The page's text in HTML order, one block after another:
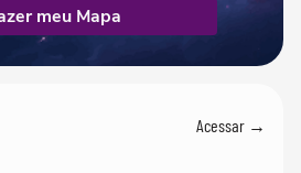
meu Mapa
Acessar →